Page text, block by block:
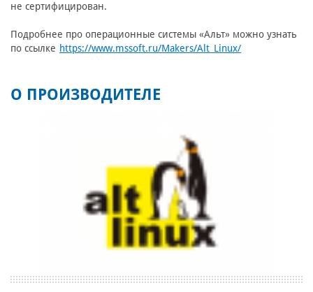
не сертифицирован.
Подробнее про операционные системы «Альт» можно узнать
по ссылке https://www.mssoft.ru/Makers/Alt_Linux/
О ПРОИЗВОДИТЕЛЕ